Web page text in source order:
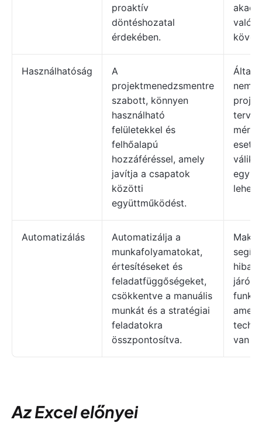
proaktív
döntéshozatal
érdekében.
valós
Használhatóság
A
projektmenedzsmentre
szabott, könnyen
használható
felületekkel és
felhőalapú
hozzáféréssel, amely
javítja a csapatok
közötti
együttműködést.
nem
válik,
Automatizálás
Automatizálja a
munkafolyamatokat,
értesítéseket és
feladatfüggőségeket,
csökkentve a manuális
munkát és a stratégiai
feladatokra
összpontosítva.
járó
van
Az Excel előnyei